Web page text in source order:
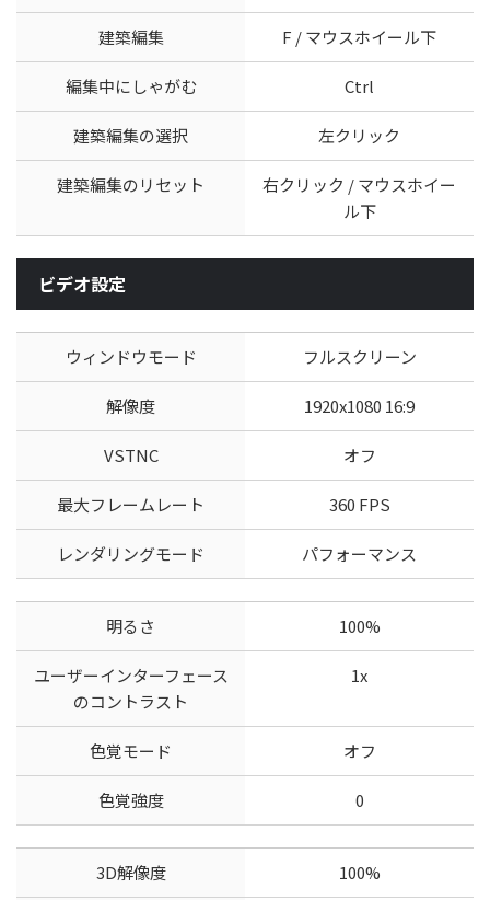
建築編集 F / マウスホイール下
編集中にしゃがむ Ctrl
建築編集の選択 左クリック
建築編集のリセット
右クリック / マウスホイー
ル下
ビデオ設定
ウィンドウモード フルスクリーン
解像度 1920x1080 16:9
VSTNC オフ
最大フレームレート 360 FPS
レンダリングモード パフォーマンス
明るさ 100%
ユーザーインターフェース
のコントラスト
1x
色覚モード オフ
色覚強度 0
3D解像度 100%